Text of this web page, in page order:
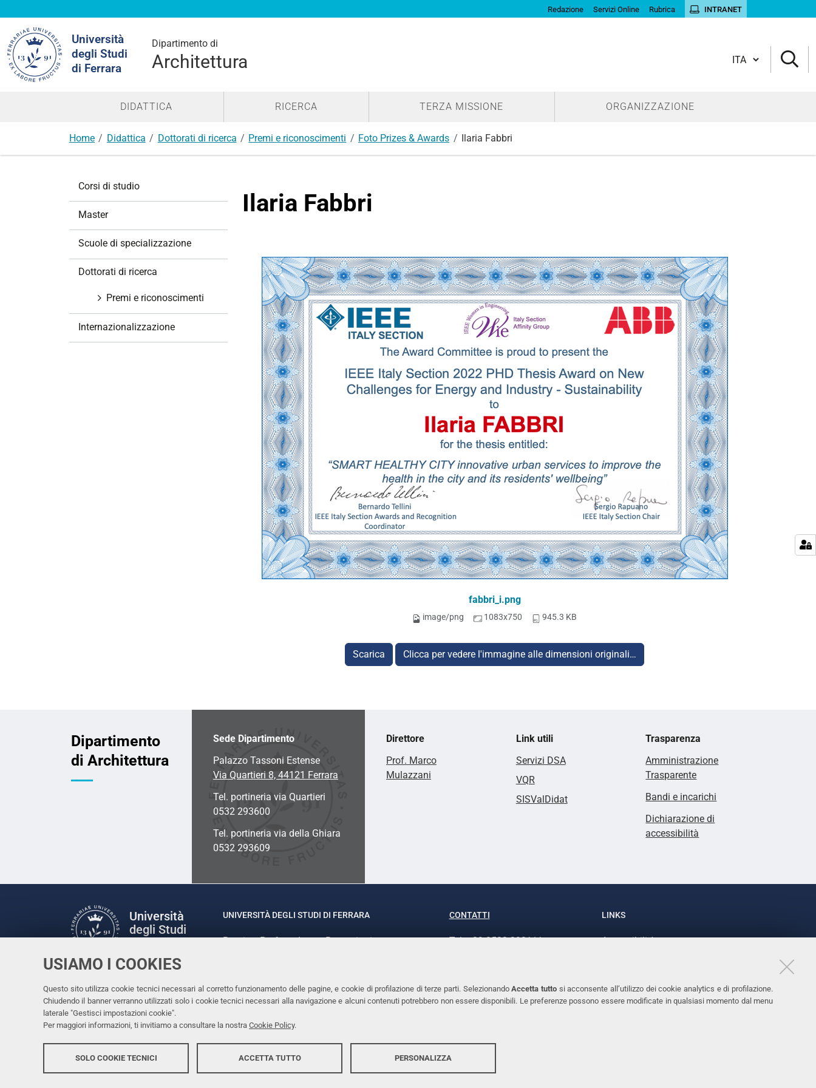
USIAMO I COOKIES
Questo sito utilizza cookie tecnici necessari al corretto funzionamento delle pagine, e cookie di profilazione di terze parti. SelezionandoAccetta tutto si acconsente all’utilizzo dei cookie analytics e di profilazione.
Chiudendo il banner verranno utilizzati solo i cookie tecnici necessari alla navigazione e alcuni contenuti potrebbero non essere disponibili. Le preferenze possono essere modificate in qualsiasi momento dal menu
laterale "Gestisci impostazioni cookie".
Per maggiori informazioni, ti invitiamo a consultare la nostra Cookie Policy.
SOLO COOKIE TECNICI ACCETTA TUTTO PERSONALIZZA
Redazione Servizi Online Rubrica INTRANET
Università
degli Studi
di Ferrara
Dipartimento di
Architettura
nel
sito
Cambia lingua
DIDATTICA RICERCA TERZA MISSIONE ORGANIZZAZIONE
Home Didattica Dottorati di ricerca Premi e riconoscimenti Foto Prizes & Awards Ilaria Fabbri
Ilaria Fabbri
fabbri_i.png
image/png 1083x750 945.3 KB
Scarica Clicca per vedere l'immagine alle dimensioni originali…
n
Corsi di studio
Master
Scuole di specializzazione
Dottorati di ricerca
Premi e riconoscimenti
Internazionalizzazione
Dipartimento
di Architettura
Sede Dipartimento
Palazzo Tassoni Estense
Via Quartieri 8, 44121 Ferrara
Tel. portineria via Quartieri
0532 293600
Tel. portineria via della Ghiara
0532 293609
Direttore
Prof. Marco
Mulazzani
Link utili
Servizi DSA
VQR
SISValDidat
Trasparenza
Amministrazione
Trasparente
Bandi e incarichi
Dichiarazione di
accessibilità
Università
degli Studi
Facebook
LinkedinInstagram
Youtube
UNIVERSITÀ DEGLI STUDI DI FERRARA
Rettrice: Prof.ssa Laura Ramaciotti
CONTATTI
Tel. +39 0532 293111
LINKS
Accessibilità
Cookies